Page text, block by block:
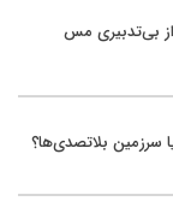
از بی‌تدبیری مس
سرزمین بلاتصدی‌ها؟